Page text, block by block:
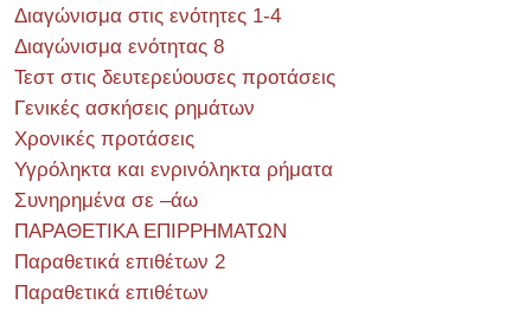
Διαγώνισμα στις ενότητες 1-4
Διαγώνισμα ενότητας 8
Τεστ στις δευτερεύουσες προτάσεις
Γενικές ασκήσεις ρημάτων
Χρονικές προτάσεις
Υγρόληκτα και ενρινόληκτα ρήματα
Συνηρημένα σε –άω
ΠΑΡΑΘΕΤΙΚΑ ΕΠΙΡΡΗΜΑΤΩΝ
Παραθετικά επιθέτων 2
Παραθετικά επιθέτων